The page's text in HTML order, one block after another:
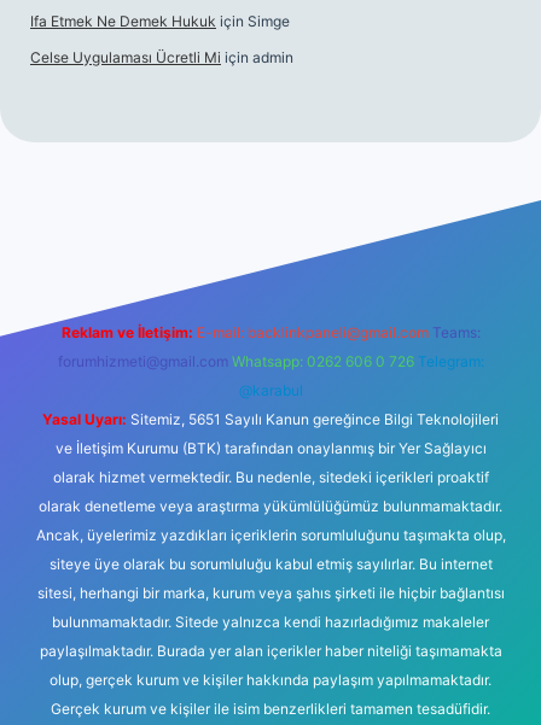
Ifa Etmek Ne Demek Hukuk için Simge
Celse Uygulaması Ücretli Mi için admin
Reklam ve İletişim: E-mail: backlinkpaneli@gmail.com Teams:
forumhizmeti@gmail.com Whatsapp: 0262 606 0 726 Telegram:
@karabul
Yasal Uyarı: Sitemiz, 5651 Sayılı Kanun gereğince Bilgi Teknolojileri
ve İletişim Kurumu (BTK) tarafından onaylanmış bir Yer Sağlayıcı
olarak hizmet vermektedir. Bu nedenle, sitedeki içerikleri proaktif
olarak denetleme veya araştırma yükümlülüğümüz bulunmamaktadır.
Ancak, üyelerimiz yazdıkları içeriklerin sorumluluğunu taşımakta olup,
siteye üye olarak bu sorumluluğu kabul etmiş sayılırlar. Bu internet
sitesi, herhangi bir marka, kurum veya şahıs şirketi ile hiçbir bağlantısı
bulunmamaktadır. Sitede yalnızca kendi hazırladığımız makaleler
paylaşılmaktadır. Burada yer alan içerikler haber niteliği taşımamakta
olup, gerçek kurum ve kişiler hakkında paylaşım yapılmamaktadır.
Gerçek kurum ve kişiler ile isim benzerlikleri tamamen tesadüfidir.